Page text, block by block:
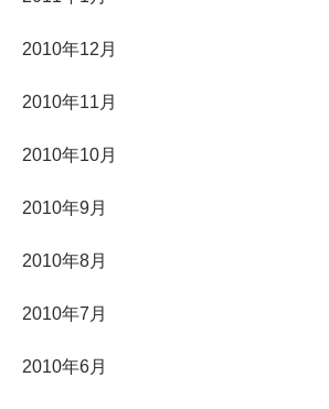
2010年12月
2010年11月
2010年10月
2010年9月
2010年8月
2010年7月
2010年6月